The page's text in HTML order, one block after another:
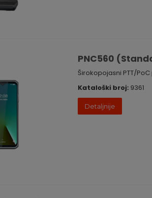
PNC560
Širokopojasni PTT/
Kataloški broj: 9361
Detaljnije